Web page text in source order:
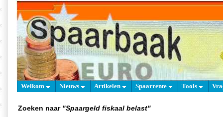
Welkom Nieuws Artikelen Spaarrente Tools
Zoeken naar "Spaargeld fiskaal belast"